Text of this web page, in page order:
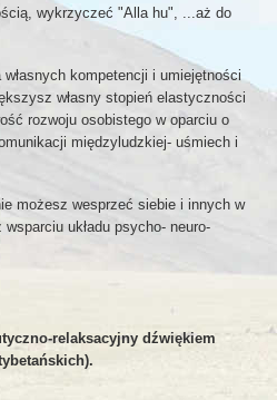
wykrzyczeć "Alla hu", ...aż do
kompetencji i umiejętności
własny stopień elastyczności
rozwoju osobistego w oparciu o
międzyludzkiej- uśmiech i
możesz wesprzeć siebie i innych w
układu psycho- neuro-
relaksacyjny dźwiękiem